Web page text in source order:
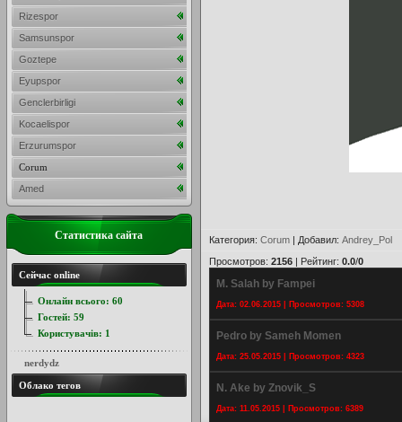
Категория: Corum | Добавил: Andrey_Pol
Просмотров: 2156 | Рейтинг: 0.0/0
M. Salah by Fampei
Дата: 02.06.2015 | Просмотров: 5308
Pedro by Sameh Momen
Дата: 25.05.2015 | Просмотров: 4323
N. Ake by Znovik_S
Дата: 11.05.2015 | Просмотров: 6389
Rizespor
Samsunspor
Goztepe
Eyupspor
Genclerbirligi
Kocaelispor
Erzurumspor
Corum
Amed
Статистика сайта
Сейчас online
Онлайн всього: 60
Гостей: 59
Користувачів: 1
nerdydz
Облако тегов